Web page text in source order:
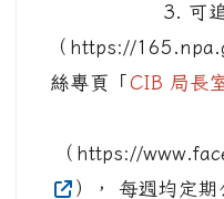
3. 可追
（https://
絲專頁「 CIB 局長
（https://
）， 每週均定期